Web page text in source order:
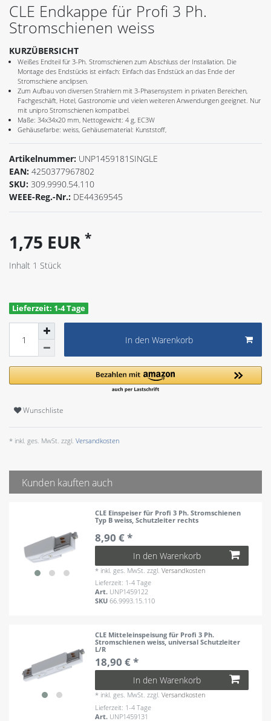
CLE Endkappe für Profi 3 Ph.
Stromschienen weiss
KURZÜBERSICHT
Weißes Endteil für 3-Ph. Stromschienen zum Abschluss der Installation. Die
Montage des Endstücks ist einfach: Einfach das Endstück an das Ende der
Stromschiene anclipsen.
Zum Aufbau von diversen Strahlern mit 3-Phasensystem in privaten Bereichen,
Fachgeschäft, Hotel, Gastronomie und vielen weiteren Anwendungen geeignet. Nur
mit unipro Stromschienen kompatibel.
Maße: 34x34x20 mm, Nettogewicht: 4 g, EC3W
Gehäusefarbe: weiss, Gehäusematerial: Kunststoff,
Artikelnummer: UNP1459181SINGLE
EAN: 4250377967802
SKU: 309.9990.54.110
WEEE-Reg.-Nr.: DE44369545
1,75 EUR *
Inhalt 1 Stück
Lieferzeit: 1-4 Tage
In den Warenkorb
Wunschliste
* inkl. ges. MwSt. zzgl. Versandkosten
Kunden kauften auch
CLE Einspeiser für Profi 3 Ph. Stromschienen
Typ B weiss, Schutzleiter rechts
8,90 € *
In den Warenkorb
* inkl. ges. MwSt. zzgl.Versandkosten
Lieferzeit: 1-4 Tage
Art. UNP1459122
SKU66.9993.15.110
CLE Mitteleinspeisung für Profi 3 Ph.
Stromschienen weiss, universal Schutzleiter
L/R
18,90 € *
In den Warenkorb
* inkl. ges. MwSt. zzgl.Versandkosten
Lieferzeit: 1-4 Tage
Art. UNP1459131